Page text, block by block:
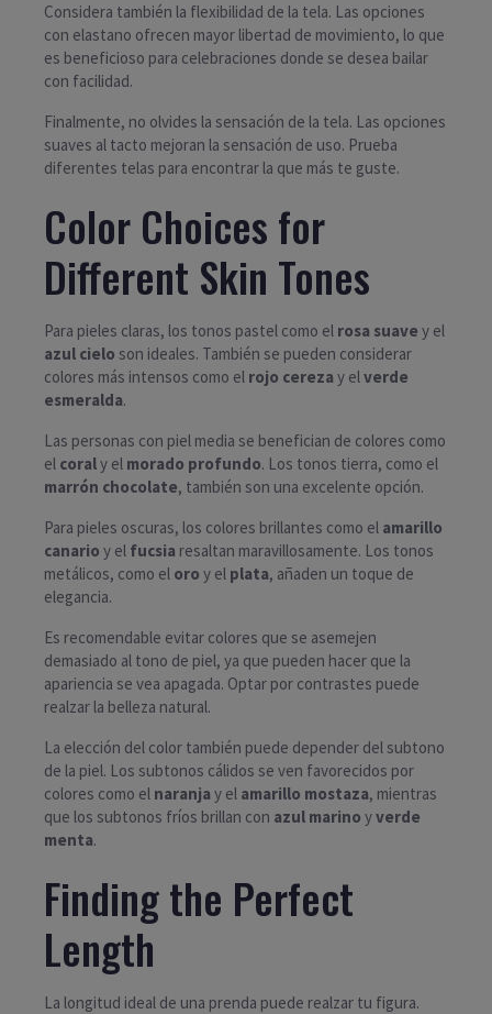
Considera también la flexibilidad de la tela. Las opciones
con elastano ofrecen mayor libertad de movimiento, lo que
es beneficioso para celebraciones donde se desea bailar
con facilidad.
Finalmente, no olvides la sensación de la tela. Las opciones
suaves al tacto mejoran la sensación de uso. Prueba
diferentes telas para encontrar la que más te guste.
Color Choices for
Different Skin Tones
Para pieles claras, los tonos pastel como el rosa suave y el
azul cielo son ideales. También se pueden considerar
colores más intensos como el rojo cereza y elverde
esmeralda.
Las personas con piel media se benefician de colores como
el coraly el morado profundo. Los tonos tierra, como el
marrón chocolate, también son una excelente opción.
Para pieles oscuras, los colores brillantes como el amarillo
canario y el fucsia resaltan maravillosamente. Los tonos
metálicos, como el oro y el plata, añaden un toque de
elegancia.
Es recomendable evitar colores que se asemejen
demasiado al tono de piel, ya que pueden hacer que la
apariencia se vea apagada. Optar por contrastes puede
realzar la belleza natural.
La elección del color también puede depender del subtono
de la piel. Los subtonos cálidos se ven favorecidos por
colores como el naranja y el amarillo mostaza, mientras
que los subtonos fríos brillan con azul marino yverde
menta.
Finding the Perfect
Length
La longitud ideal de una prenda puede realzar tu figura.